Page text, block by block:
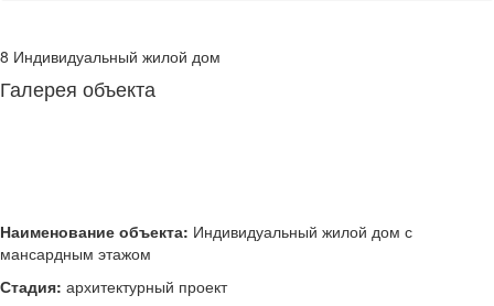
8 Индивидуальный жилой дом
Галерея объекта
Наименование объекта: Индивидуальный жилой дом с
мансардным этажом
Стадия: архитектурный проект